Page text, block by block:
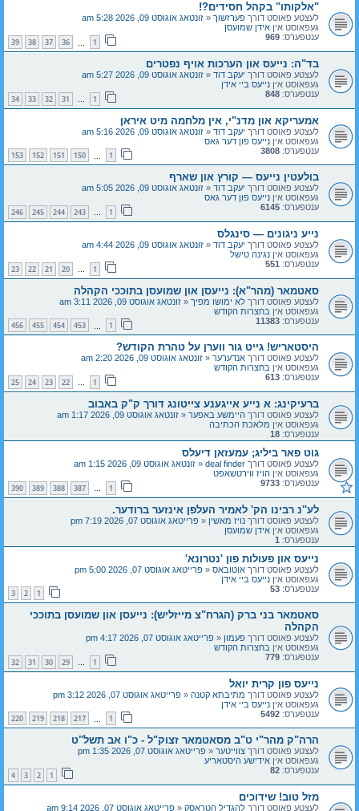
"אלקותו" בקהל חסידים?!
לעצטע פאוסט דורך פערזשוך « זונטאג אוגוסט 09, 2026 5:28 am
געפאוסט אין אידן שמועסן
ענטפערס: 969
1
36
37
38
39
בד"ה: נייעס און הערכות אויף נפטרים
לעצטע פאוסט דורך יעקב דוד « זונטאג אוגוסט 09, 2026 5:27 am
געפאוסט אין נייעס ביי אידן
ענטפערס: 848
1
…
31
32
33
34
אמעריקא און מדנ"י, אין מלחמה מיט איראן
לעצטע פאוסט דורך יעקב דוד « זונטאג אוגוסט 09, 2026 5:16 am
געפאוסט אין נייעס פון דער גאס
ענטפערס: 3808
1
150
151
152
153
בולעטין נייעס — קורץ און שארף
לעצטע פאוסט דורך יעקב דוד « זונטאג אוגוסט 09, 2026 5:05 am
געפאוסט אין נייעס פון דער גאס
ענטפערס: 6145
1
…
243
244
245
246
נייע ניגונים — סינגלס
לעצטע פאוסט דורך יעקב דוד « זונטאג אוגוסט 09, 2026 4:44 am
געפאוסט אין נגינה טישל
ענטפערס: 551
1
…
20
21
22
23
סאטמאר (מהר"א): נייעסן און שמועסן בתוככי הקהלה
לעצטע פאוסט דורך לא ימושו מפיך « זונטאג אוגוסט 09, 2026 3:11 am
געפאוסט אין בחצרות הקודש
ענטפערס: 11383
1
453
454
455
456
היסטאריש! גייט גור ווערן על טהרת הקודש?
לעצטע פאוסט דורך אנדערער « זונטאג אוגוסט 09, 2026 2:20 am
געפאוסט אין בחצרות הקודש
ענטפערס: 613
1
…
22
23
24
25
ברעיקינג: א נייע אייגענע צייטונג דורך ק"ק באבוב
לעצטע פאוסט דורך היימשע באפער « זונטאג אוגוסט 09, 2026 1:17 am
געפאוסט אין מלאכת הכתיבה
ענטפערס: 18
גוט פאר ביליג; עמעזאן דיעלס
לעצטע פאוסט דורך deal finder
« זונטאג אוגוסט 09, 2026 1:15 am
געפאוסט אין הויז ווירטשאפט
ענטפערס: 9733
1
…
387
388
389
390
לע''נ רבינו הק' לאמיר העלפן אינזער ברודער.
לעצטע פאוסט דורך נויז מאשין « פרייטאג אוגוסט 07, 2026 7:19 pm
געפאוסט אין אידן שמועסן
ענטפערס: 1
נייעס און פעולות פון 'נטרונא'
לעצטע פאוסט דורך אוטובאס « פרייטאג אוגוסט 07, 2026 5:00 pm
געפאוסט אין נייעס ביי אידן
ענטפערס: 53
1
2
3
סאטמאר בני ברק (הגרח"צ מייזליש): נייעסן און שמועסן בתוככי
הקהלה
לעצטע פאוסט דורך פעמון « פרייטאג אוגוסט 07, 2026 4:17 pm
געפאוסט אין בחצרות הקודש
ענטפערס: 779
1
…
29
30
31
32
נייעס פון קרית יואל
לעצטע פאוסט דורך מתיבתא קטנה « פרייטאג אוגוסט 07, 2026 3:12 pm
געפאוסט אין נייעס ביי אידן
ענטפערס: 5492
1
217
218
219
220
הרה"ק מהר"י ט"ב מסאטמאר זצוק"ל - כ"ו אב תשל"ט
לעצטע פאוסט דורך צווייטער « פרייטאג אוגוסט 07, 2026 1:35 pm
געפאוסט אין אידישע היסטאריע
ענטפערס: 82
1
2
3
4
מזל טוב! שידוכים
לעצטע פאוסט דורך להגדיל הטראסק « פרייטאג אוגוסט 07, 2026 9:14 am